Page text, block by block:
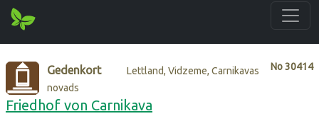
No30414
Gedenkort
Lettland, Vidzeme, Carnikavas
novads
Friedhof von Carnikava